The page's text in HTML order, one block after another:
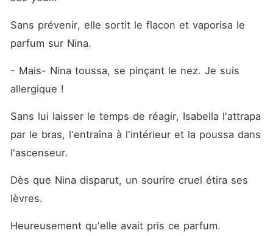
Sans prévenir, elle sortit le flacon et vaporisa le
parfum sur Nina.
- Mais- Nina toussa, se pinçant le nez. Je suis
allergique !
Sans lui laisser le temps de réagir, Isabella l'attrapa
par le bras, l'entraîna à l'intérieur et la poussa dans
l'ascenseur.
Dès que Nina disparut, un sourire cruel étira ses
lèvres.
Heureusement qu'elle avait pris ce parfum.